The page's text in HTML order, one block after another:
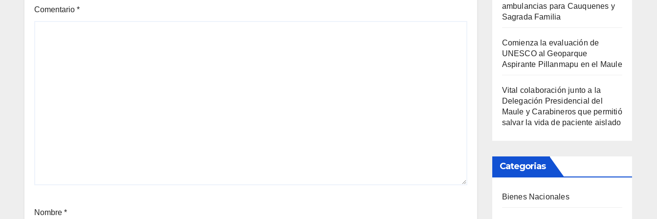
Comentario *
Nombre *
ambulancias para Cauquenes y
Sagrada Familia
Comienza la evaluación de
UNESCO al Geoparque
Aspirante Pillanmapu en el Maule
Vital colaboración junto a la
Delegación Presidencial del
Maule y Carabineros que permitió
salvar la vida de paciente aislado
Categorias
Bienes Nacionales